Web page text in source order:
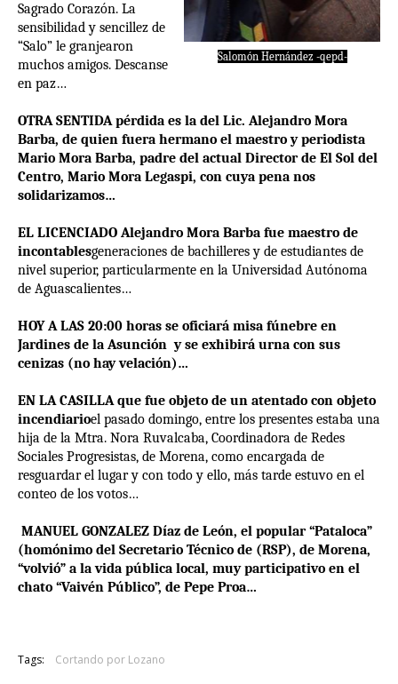
Salomón Hernández -qepd-
Sagrado Corazón. La
sensibilidad y sencillez de
“Salo” le granjearon
muchos amigos. Descanse
en paz…
OTRA SENTIDA pérdida es la del Lic. Alejandro Mora
Barba, de quien fuera hermano el maestro y periodista
Mario Mora Barba, padre del actual Director de El Sol del
Centro, Mario Mora Legaspi, con cuya pena nos
solidarizamos…
EL LICENCIADO Alejandro Mora Barba fue maestro de
incontablesgeneraciones de bachilleres y de estudiantes de
nivel superior, particularmente en la Universidad Autónoma
de Aguascalientes…
HOY A LAS 20:00 horas se oficiará misa fúnebre en
Jardines de la Asunción y se exhibirá urna con sus
cenizas (no hay velación)…
EN LA CASILLA que fue objeto de un atentado con objeto
incendiarioel pasado domingo, entre los presentes estaba una
hija de la Mtra. Nora Ruvalcaba, Coordinadora de Redes
Sociales Progresistas, de Morena, como encargada de
resguardar el lugar y con todo y ello, más tarde estuvo en el
conteo de los votos…
MANUEL GONZALEZ Díaz de León, el popular “Pataloca”
(homónimo del Secretario Técnico de (RSP), de Morena,
“volvió” a la vida pública local, muy participativo en el
chato “Vaivén Público”, de Pepe Proa…
Tags: Cortando por Lozano